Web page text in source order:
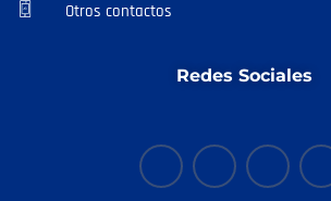
Otros contactos
Redes Sociales